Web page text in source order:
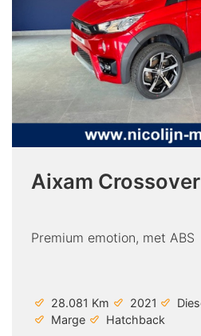
Aixam Crossover
Premium emotion, met ABS
28.081 Km 2021
Marge
Hatchback